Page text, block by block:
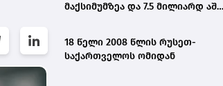
მაქსიმუმზეა და 7.5 მილიარდ აშშ
18 წელი 2008 წლის რუსეთ-
საქართველოს ომიდან